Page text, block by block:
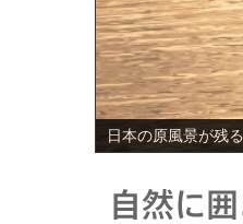
日本の原風景が残る